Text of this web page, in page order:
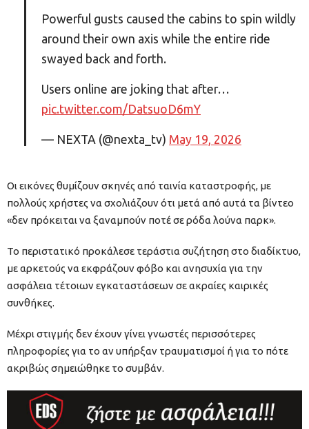
Powerful gusts caused the cabins to spin wildly
around their own axis while the entire ride
swayed back and forth.
Users online are joking that after…
pic.twitter.com/DatsuoD6mY
— NEXTA (@nexta_tv) May 19, 2026
Οι εικόνες θυμίζουν σκηνές από ταινία καταστροφής, με
πολλούς χρήστες να σχολιάζουν ότι μετά από αυτά τα βίντεο
«δεν πρόκειται να ξαναμπούν ποτέ σε ρόδα λούνα παρκ».
Το περιστατικό προκάλεσε τεράστια συζήτηση στο διαδίκτυο,
με αρκετούς να εκφράζουν φόβο και ανησυχία για την
ασφάλεια τέτοιων εγκαταστάσεων σε ακραίες καιρικές
συνθήκες.
Μέχρι στιγμής δεν έχουν γίνει γνωστές περισσότερες
πληροφορίες για το αν υπήρξαν τραυματισμοί ή για το πότε
ακριβώς σημειώθηκε το συμβάν.